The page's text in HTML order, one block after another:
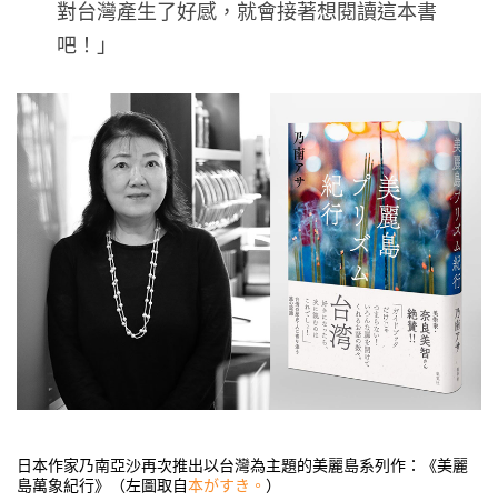
對台灣產生了好感，就會接著想閱讀這本書
吧！」
日本作家乃南亞沙再次推出以台灣為主題的美麗島系列作：《美麗
島萬象紀行》（左圖取自本がすき。 ）